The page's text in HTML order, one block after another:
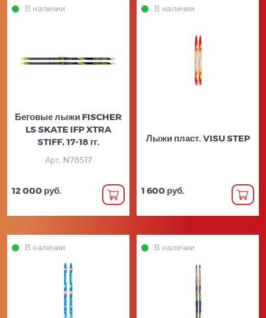
В наличии
Беговые лыжи FISCHER
LS SKATE IFP XTRA
STIFF, 17-18 гг.
Арт. N78517
12 000 руб.
В наличии
Лыжи пласт. VISU STEP
1 600 руб.
В наличии В наличии